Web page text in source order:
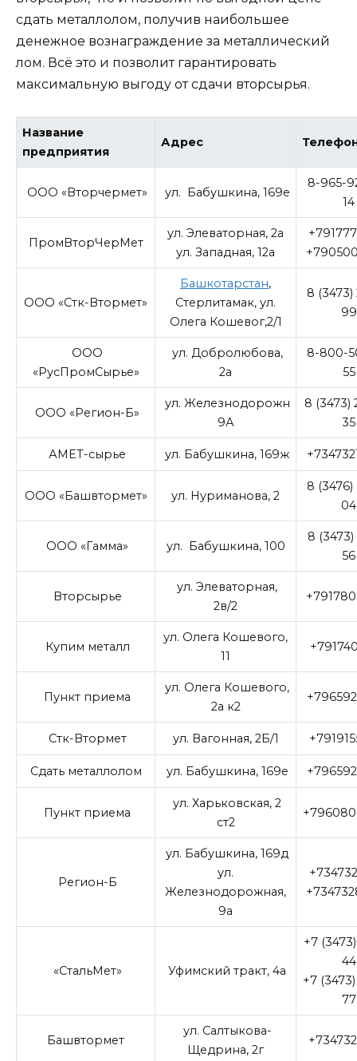
сдать металлолом, получив наибольшее
денежное вознаграждение за металлический
лом. Всё это и позволит гарантировать
максимальную выгоду от сдачи вторсырья.
Название
предприятия
Адрес
ООО «Вторчермет» ул. Бабушкина, 169е
8-965-
14
ПромВторЧерМет
ул. Элеваторная, 2а
ул. Западная, 12а
ООО «Стк-Втормет»
Башкотарстан,
Стерлитамак, ул.
Олега Кошевог,2/1
8
99
ООО
«РусПромСырье»
ул. Добролюбова,
2а
8-800-
55
ООО «Регион-Б»
ул. Железнодорожн
9А
8 (3473)
35
АМЕТ-сырье ул. Бабушкина, 169ж
ООО «Башвтормет» ул. Нуриманова, 2
8 (3476)
04
ООО «Гамма» ул. Бабушкина, 100
8
56
Вторсырье
ул. Элеваторная,
2в/2
Купим металл
ул. Олега Кошевого,
11
Пункт приема
ул. Олега Кошевого,
2а к2
Стк-Втормет ул. Вагонная, 2Б/1
Сдать металлолом ул. Бабушкина, 169е
Пункт приема
ул. Харьковская, 2
ст2
Регион-Б
ул. Бабушкина, 169д
ул.
Железнодорожная,
9а
«СтальМет» Уфимский тракт, 4а
+7
44
+7
77
Башвтормет
ул. Салтыкова-
Щедрина, 2г